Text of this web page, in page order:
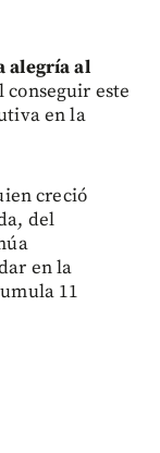
alegría al
conseguir este
en la
creció
del
en la
11